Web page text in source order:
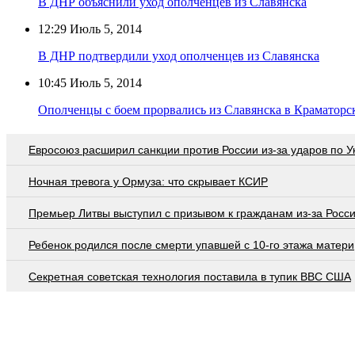
12:29 Июль 5, 2014
В ДНР подтвердили уход ополченцев из Славянска
10:45 Июль 5, 2014
Ополченцы с боем прорвались из Славянска в
Евросоюз расширил санкции против России из-за ударов по
Ночная тревога у Ормуза: что скрывает КСИР
Премьер Литвы выступил с призывом к гражданам из-за
Ребенок родился после смерти упавшей с 10-го этажа матери
Секретная советская технология поставила в тупик ВВС США